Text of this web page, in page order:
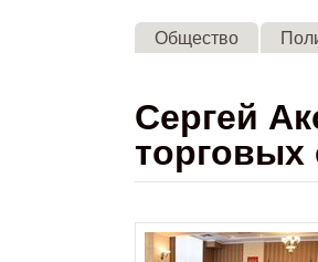
Общество
Сергей